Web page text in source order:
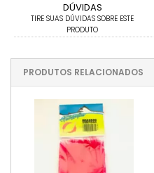
DÚVIDAS
TIRE SUAS DÚVIDAS SOBRE ESTE
PRODUTO
PRODUTOS RELACIONADOS